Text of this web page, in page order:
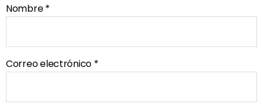
Nombre*
Correo electrónico *